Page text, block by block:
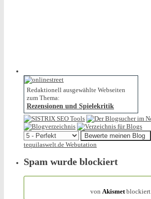
Redaktionell ausgewählte Webseiten
zum Thema:
Rezensionen und Spielekritik
tequilaswelt.de Webutation
Spam wurde blockiert
von Akismetblockiert.